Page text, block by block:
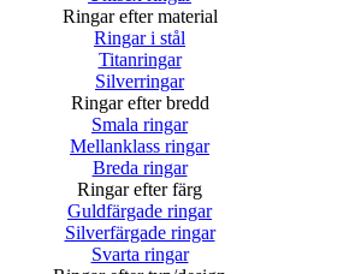
Ringar efter material
Ringar i stål
Titanringar
Silverringar
Ringar efter bredd
Smala ringar
Mellanklass ringar
Breda ringar
Ringar efter färg
Guldfärgade ringar
Silverfärgade ringar
Svarta ringar